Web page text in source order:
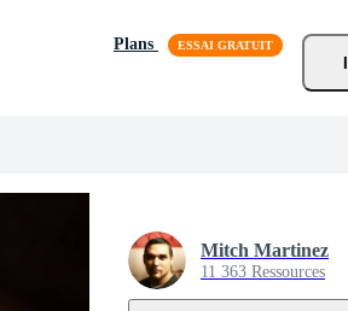
Plans
Mitch Martinez
11 363 Ressources